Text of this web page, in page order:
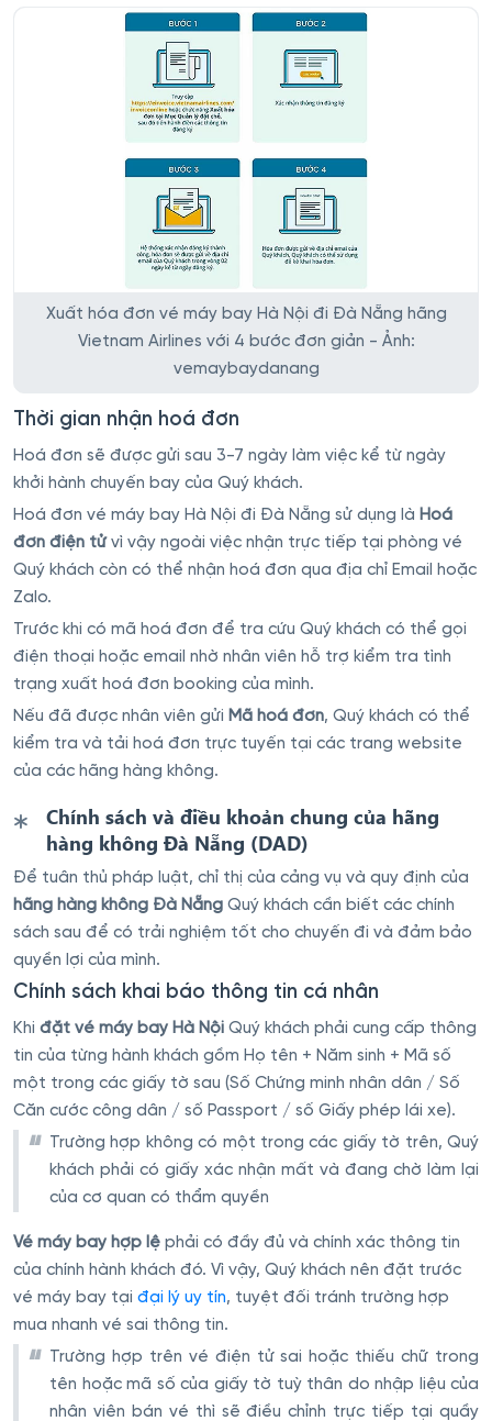
Xuất hóa đơn vé máy bay Hà Nội đi Đà Nẵng hãng
Vietnam Airlines với 4 bước đơn giản - Ảnh:
vemaybaydanang
Thời gian nhận hoá đơn
Hoá đơn sẽ được gửi sau 3-7 ngày làm việc kể từ ngày
khởi hành chuyến bay của Quý khách.
Hoá đơn vé máy bay Hà Nội đi Đà Nẵng sử dụng là Hoá
đơn điện tửvì vậy ngoài việc nhận trực tiếp tại phòng vé
Quý khách còn có thể nhận hoá đơn qua địa chỉ Email hoặc
Zalo.
Trước khi có mã hoá đơn để tra cứu Quý khách có thể gọi
điện thoại hoặc email nhờ nhân viên hỗ trợ kiểm tra tình
trạng xuất hoá đơn booking của mình.
Nếu đã được nhân viên gửi Mã hoá đơn, Quý khách có thể
kiểm tra và tải hoá đơn trực tuyến tại các trang website
của các hãng hàng không.
Chính sách và điều khoản chung của hãng
hàng không Đà Nẵng (DAD)
Để tuân thủ pháp luật, chỉ thị của cảng vụ và quy định của
hãng hàng không Đà Nẵng Quý khách cần biết các chính
sách sau để có trải nghiệm tốt cho chuyến đi và đảm bảo
quyền lợi của mình.
Chính sách khai báo thông tin cá nhân
Khi đặt vé máy bay Hà Nội Quý khách phải cung cấp thông
tin của từng hành khách gồm Họ tên + Năm sinh + Mã số
một trong các giấy tờ sau (Số Chứng minh nhân dân / Số
Căn cước công dân / số Passport / số Giấy phép lái xe).
Trường hợp không có một trong các giấy tờ trên, Quý
khách phải có giấy xác nhận mất và đang chờ làm lại
của cơ quan có thẩm quyền
Vé máy bay hợp lệ phải có đầy đủ và chính xác thông tin
của chính hành khách đó. Vì vậy, Quý khách nên đặt trước
vé máy bay tại đại lý uy tín, tuyệt đối tránh trường hợp
mua nhanh vé sai thông tin.
Trường hợp trên vé điện tử sai hoặc thiếu chữ trong
tên hoặc mã số của giấy tờ tuỳ thân do nhập liệu của
nhân viên bán vé thì sẽ điều chỉnh trực tiếp tại quầy